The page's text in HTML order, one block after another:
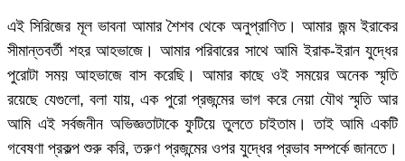
এই সিরিজের মূল ভাবনা আমার শৈশব থেকে অনুপ্রাণিত। আমার জন্ম ইরাকের
সীমান্তবর্তী শহর আহভাজে। আমার পরিবারের সাথে আমি ইরাক-ইরান যুদ্ধের
পুরোটা সময় আহভাজে বাস করেছি। আমার কাছে ওই সময়ের অনেক স্মৃতি
রয়েছে যেগুলো, বলা যায়, এক পুরো প্রজন্মের ভাগ করে নেয়া যৌথ স্মৃতি আর
আমি এই সর্বজনীন অভিজ্ঞতাটাকে ফুটিয়ে তুলতে চাইতাম। তাই আমি একটি
গবেষণা প্রকল্প শুরু করি, তরুণ প্রজন্মের ওপর যুদ্ধের প্রভাব সম্পর্কে জানতে।